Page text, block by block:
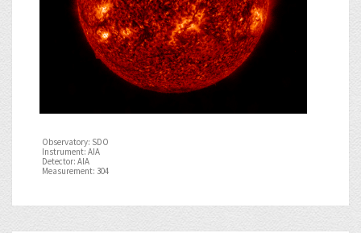
Observatory: SDO
Instrument: AIA
Detector: AIA
Measurement: 304